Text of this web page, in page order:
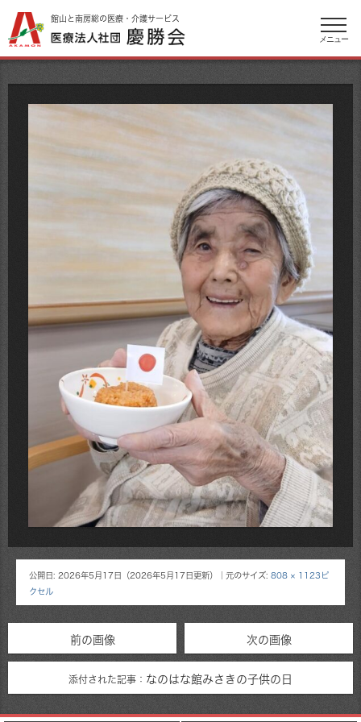
館山と南房総の医療・介護サービス
メニュー
公開日: 2026年5月17日 （2026年5月17日更新） ｜元のサイズ: 808 × 1123ピ
クセル
前の画像 次の画像
添付された記事： なのはな館みさきの子供の日